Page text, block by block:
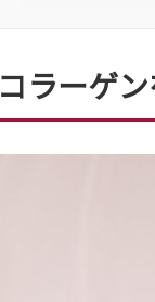
コラーゲ